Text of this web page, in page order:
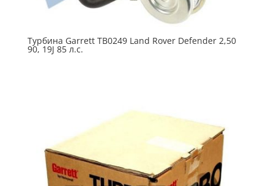
Турбина Garrett TB0249 Land Rover Defender 2,50
90, 19J 85 л.с.